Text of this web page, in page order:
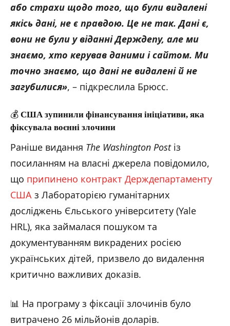
або страхи щодо того, що були видалені
якісь дані, не є правдою. Це не так. Дані є,
вони не були у віданні Держдепу, але ми
знаємо, хто керував даними і сайтом. Ми
точно знаємо, що дані не видалені й не
загубилися», – підкреслила Брюсс.
💰 США зупинили фінансування ініціативи, яка
фіксувала воєнні злочини
Раніше видання The Washington Postіз
посиланням на власні джерела повідомило,
що припинено контракт Держдепартаменту
США з Лабораторією гуманітарних
досліджень Єльського університету (Yale
HRL), яка займалася пошуком та
документуванням викрадених росією
українських дітей, призвело до видалення
критично важливих доказів.
📊 На програму з фіксації злочинів було
витрачено 26 мільйонів доларів.